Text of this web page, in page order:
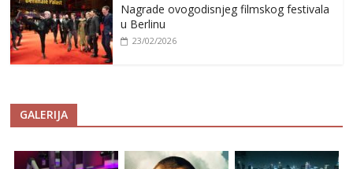
Nagrade ovogodisnjeg filmskog festivala
u Berlinu
23/02/2026
GALERIJA